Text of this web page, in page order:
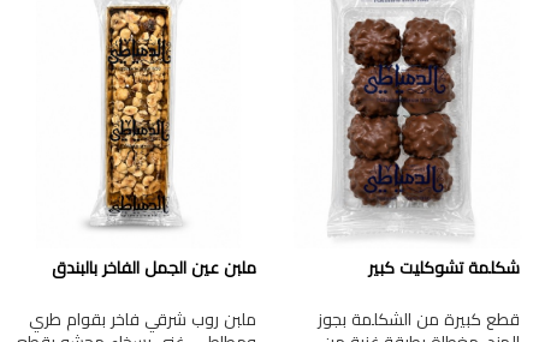
شكلمة تشوكليت كبير
قطع كبيرة من الشكلمة بجوز
ملبن عين الجمل الفاخر بالبندق
ملبن روب شرقي فاخر بقوام طري